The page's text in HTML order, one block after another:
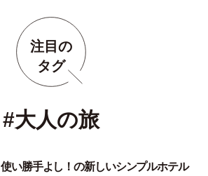
注目の
タグ
#大人の旅
使い勝手よし！の新しいシンプルホテル